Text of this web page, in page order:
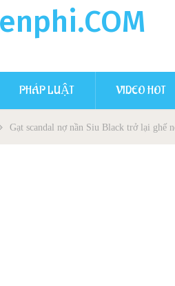
PHÁP LUẬT VIDEO HOT
Gạt scandal nợ nần Siu Black trở lại ghế